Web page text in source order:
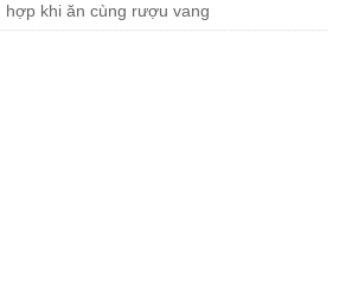
khi ăn cùng rượu vang